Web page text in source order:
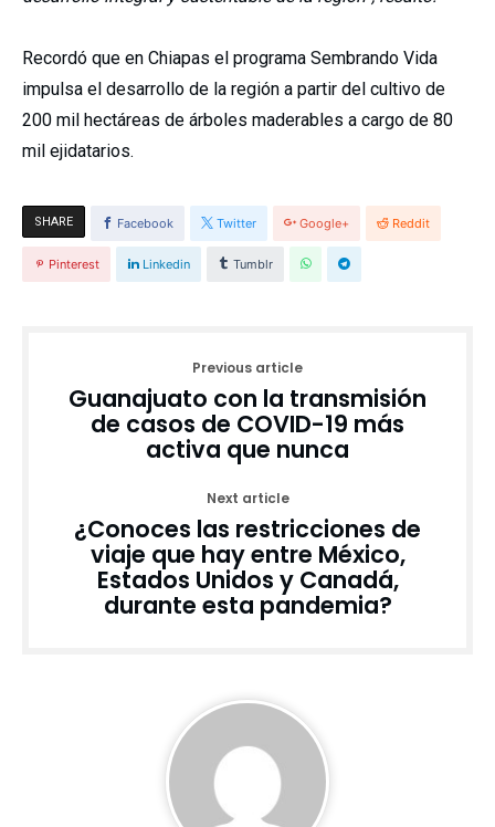
Recordó que en Chiapas el programa Sembrando Vida
impulsa el desarrollo de la región a partir del cultivo de
200 mil hectáreas de árboles maderables a cargo de 80
mil ejidatarios.
SHARE Facebook Twitter Google+ Reddit
Pinterest Linkedin Tumblr
Previous article
Guanajuato con la transmisión
de casos de COVID-19 más
activa que nunca
Next article
¿Conoces las restricciones de
viaje que hay entre México,
Estados Unidos y Canadá,
durante esta pandemia?